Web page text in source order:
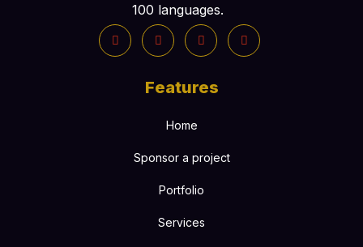
100 languages.
Features
Home
Sponsor a project
Portfolio
Services